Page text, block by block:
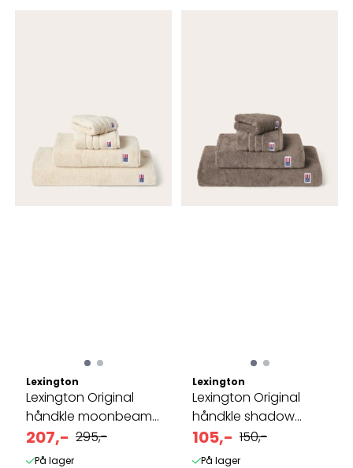
Lexington
Lexington Original
håndkle moonbeam
50x70
207,- 295,-
På lager
Lexington
Lexington Original
håndkle shadow
30x50 cm
105,- 150,-
På lager